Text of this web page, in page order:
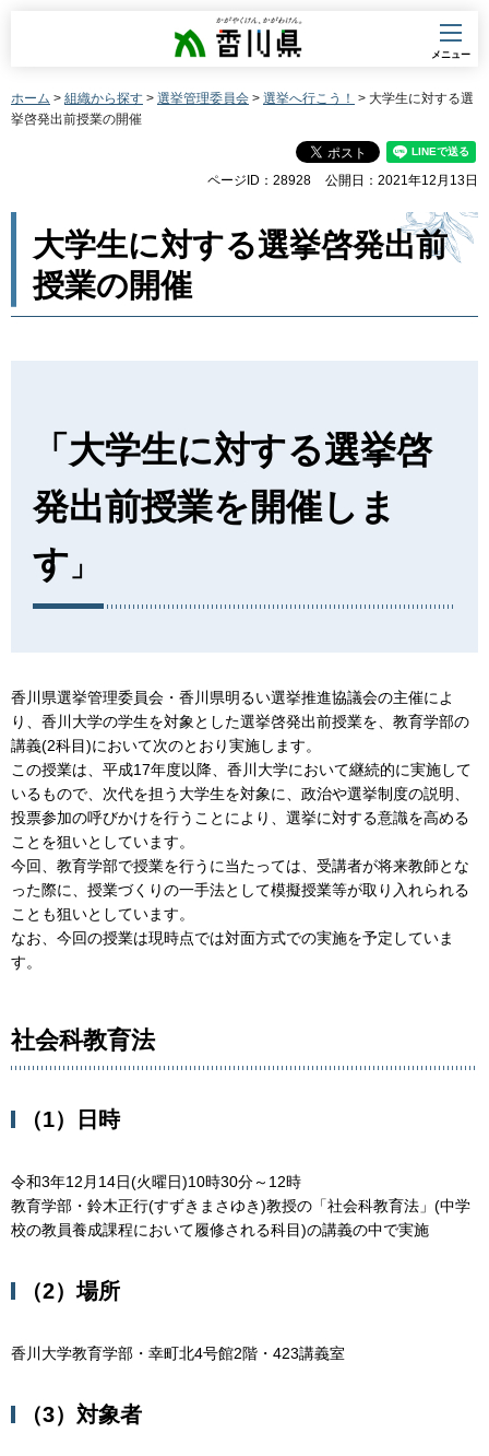
香川県
メニュー
ホーム > 組織から探す > 選挙管理委員会 > 選挙へ行こう！ > 大学生に対する選
挙啓発出前授業の開催
ページID：28928 公開日：2021年12月13日
大学生に対する選挙啓発出前
授業の開催
「大学生に対する選挙啓
発出前授業を開催しま
す 」
香川県選挙管理委員会・香川県明るい選挙推進協議会の主催によ
り、香川大学の学生を対象とした選挙啓発出前授業を、教育学部の
講義(2科目)において次のとおり実施します。
この授業は、平成17年度以降、香川大学において継続的に実施して
いるもので、次代を担う大学生を対象に、政治や選挙制度の説明、
投票参加の呼びかけを行うことにより、選挙に対する意識を高める
ことを狙いとしています。
今回、教育学部で授業を行うに当たっては、受講者が将来教師とな
った際に、授業づくりの一手法として模擬授業等が取り入れられる
ことも狙いとしています。
なお、今回の授業は現時点では対面方式での実施を予定していま
す。
社会科教育法
（1）日時
令和3年12月14日(火曜日)10時30分～12時
教育学部・鈴木正行(すずきまさゆき)教授の「社会科教育法」(中学
校の教員養成課程において履修される科目)の講義の中で実施
（2）場所
香川大学教育学部・幸町北4号館2階・423講義室
（3）対象者